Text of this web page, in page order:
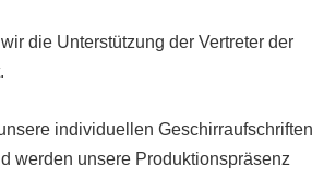
die Unterstützung der Vertreter der
individuellen Geschirraufschriften
werden unsere Produktionspräsenz